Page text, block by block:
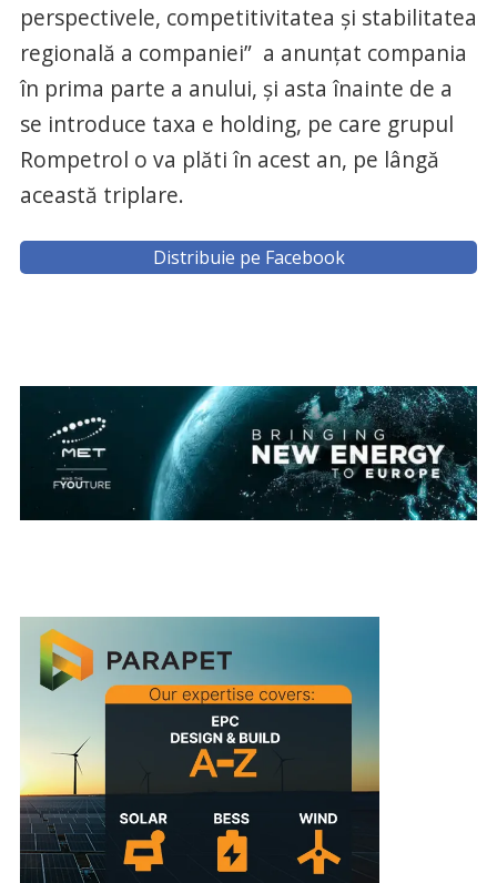
perspectivele, competitivitatea şi stabilitatea
regională a companiei” a anunțat compania
în prima parte a anului, și asta înainte de a
se introduce taxa e holding, pe care grupul
Rompetrol o va plăti în acest an, pe lângă
această triplare.
Distribuie pe Facebook